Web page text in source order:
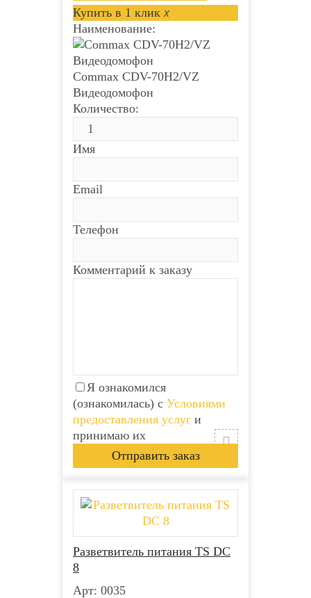
Купить в 1 клик x
Наименование:
Commax CDV-70H2/VZ
Видеодомофон
Количество:
Имя
Email
Телефон
Комментарий к заказу
Я ознакомился
(ознакомилась) с Условиями
предоставления услуг и
принимаю их
Разветвитель питания TS DC
8
Арт: 0035